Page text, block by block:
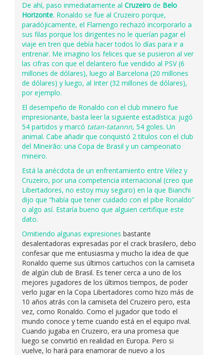
De ahí, paso inmediatamente al Cruzeiro de Belo
Horizonte. Ronaldo se fue al Cruzeiro porque,
paradójicamente, el Flamengo rechazó incorporarlo a
sus filas porque los dirigentes no le querían pagar el
viaje en tren que debía hacer todos lo días para ir a
entrenar. Me imagino los felices que se pusieron al ver
las cifras con que el delantero fue vendido al PSV (6
millones de dólares), luego al Barcelona (20 millones
de dólares) y luego, al Inter (32 millones de dólares),
por ejemplo.
El desempeño de Ronaldo con el club mineiro fue
impresionante, basta leer la siguiente estadística: jugó
54 partidos y marcó tatan-tatannn, 54 goles. Un
animal. Cabe añadir que conquistó 2 títulos con el club
del Mineirão: una Copa de Brasil y un campeonato
mineiro.
Está la anécdota de un enfrentamiento entre Vélez y
Cruzeiro, por una competencia internacional (creo que
Libertadores, no estoy muy seguro) en la que Bianchi
dijo que “había que tener cuidado con el pibe Ronaldo”
o algo así. Estaría bueno que alguien certifique este
dato.
Omitiendo algunas expresiones bastante
desalentadoras expresadas por el crack brasilero, debo
confesar que me entusiasma y mucho la idea de que
Ronaldo queme sus últimos cartuchos con la camiseta
de algún club de Brasil. Es tener cerca a uno de los
mejores jugadores de los últimos tiempos, de poder
verlo jugar en la Copa Libertadores como hizo más de
10 años atrás con la camiseta del Cruzeiro pero, esta
vez, como Ronaldo. Como el jugador que todo el
mundo conoce y teme cuando está en el equipo rival.
Cuando jugaba en Cruzeiro, era una promesa que
luego se convirtió en realidad en Europa. Pero si
vuelve, lo hará para enamorar de nuevo a los